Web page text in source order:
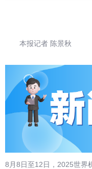
本报记者 陈景秋
8月8日至12日，2025世界